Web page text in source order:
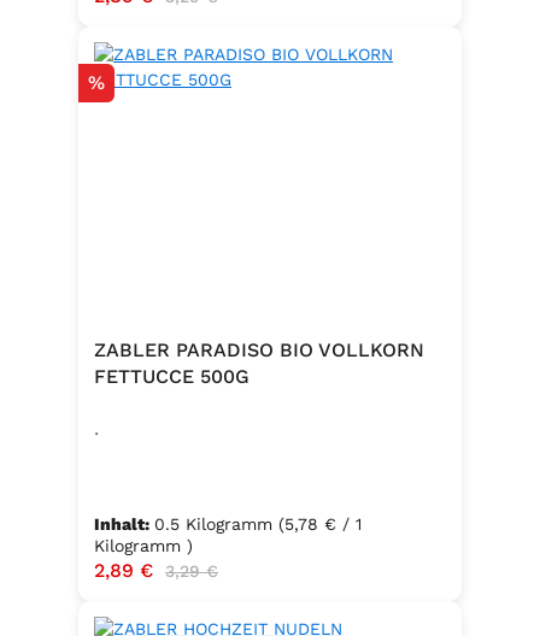
Rabatt
%
ZABLER PARADISO BIO VOLLKORN
FETTUCCE 500G
.
Inhalt: 0.5 Kilogramm (5,78 € / 1
Kilogramm )
Verkaufspreis:
2,89 € Regulärer Preis:
3,29 €